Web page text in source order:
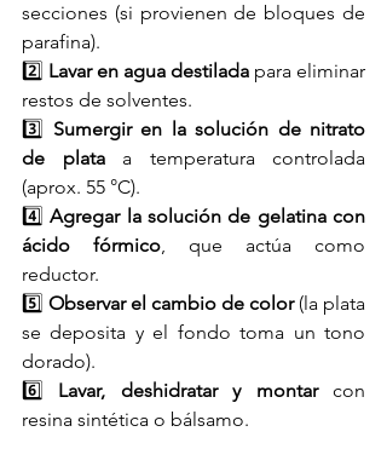
secciones (si provienen de bloques de
parafina).
2️⃣ Lavar en agua destilada para eliminar
restos de solventes.
3️⃣ Sumergir en la solución de nitrato
de plata a temperatura controlada
(aprox. 55 °C).
4️⃣ Agregar la solución de gelatina con
ácido fórmico, que actúa como
reductor.
5️⃣ Observar el cambio de color (la plata
se deposita y el fondo toma un tono
dorado).
6️⃣ Lavar, deshidratar y montar con
resina sintética o bálsamo.